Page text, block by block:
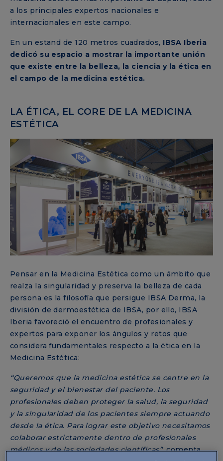
a los principales expertos nacionales e
internacionales en este campo.
En un estand de 120 metros cuadrados, IBSA Iberia
dedicó su espacio a mostrar la importante unión
que existe entre la belleza, la ciencia y la ética en
el campo de la medicina estética.
LA ÉTICA, EL CORE DE LA MEDICINA
ESTÉTICA
Pensar en la Medicina Estética como un ámbito que
realza la singularidad y preserva la belleza de cada
persona es la filosofía que persigue IBSA Derma, la
división de dermoestética de IBSA, por ello, IBSA
Iberia favoreció el encuentro de profesionales y
expertos para exponer los ángulos y retos que
considera fundamentales respecto a la ética en la
Medicina Estética:
‘‘Queremos que la medicina estética se centre en la
seguridad y el bienestar del paciente. Los
profesionales deben proteger la salud, la seguridad
y la singularidad de los pacientes siempre actuando
desde la ética. Para lograr este objetivo necesitamos
colaborar estrictamente dentro de profesionales
médicos y de las sociedades científicas’’, comenta